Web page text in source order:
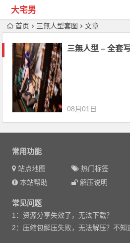
大宅男
首页 三無人型套图 文章
三無人型 – 全套
08月01日
常用功能
站点地图 热门标签
本站帮助
解压说明
常见问题
1：资源分享失效了，无法下载？
2：压缩包解压失败，无法解压？不知